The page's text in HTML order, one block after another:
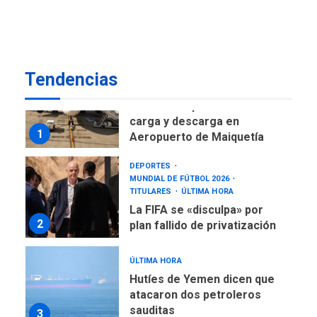
Tendencias
1
carga y descarga en
Aeropuerto de Maiquetía
2
DEPORTES
MUNDIAL DE FÚTBOL 2026
TITULARES
ÚLTIMA HORA
La FIFA se «disculpa» por
plan fallido de privatización
3
ÚLTIMA HORA
Hutíes de Yemen dicen que
atacaron dos petroleros
sauditas